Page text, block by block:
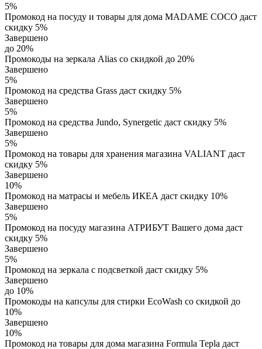
5%
Промокод на посуду и товары для дома MADAME COCO даст
скидку 5%
Завершено
до 20%
Промокоды на зеркала Alias со скидкой до 20%
Завершено
5%
Промокод на средства Grass даст скидку 5%
Завершено
5%
Промокод на средства Jundo, Synergetic даст скидку 5%
Завершено
5%
Промокод на товары для хранения магазина VALIANT даст
скидку 5%
Завершено
10%
Промокод на матрасы и мебель ИКЕА даст скидку 10%
Завершено
5%
Промокод на посуду магазина АТРИБУТ Вашего дома даст
скидку 5%
Завершено
5%
Промокод на зеркала с подсветкой даст скидку 5%
Завершено
до 10%
Промокоды на капсулы для стирки EcoWash со скидкой до
10%
Завершено
10%
Промокод на товары для дома магазина Formula Tepla даст